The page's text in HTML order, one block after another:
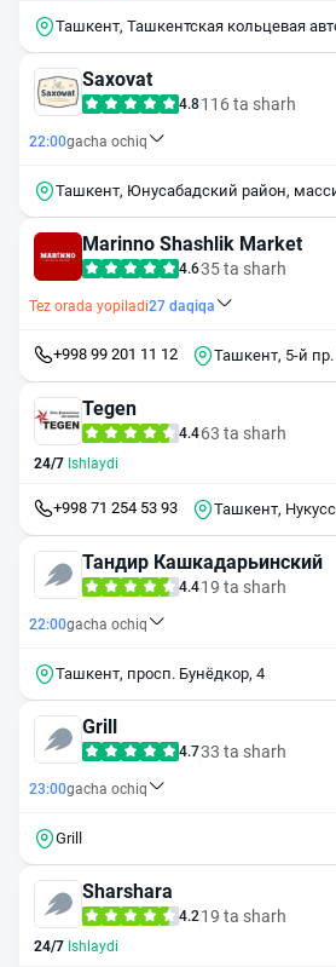
Ташкент, Ташкентская кольцевая
Saxovat
4.8116 ta sharh
22:00gacha ochiq
Ташкент, Юнусабадский район,
Marinno Shashlik Market
4.635 ta sharh
Tez orada yopiladi27 daqiqa
+998 99 201 11 12 Ташкент, 5-й пр.
Tegen
4.463 ta sharh
24/7 Ishlaydi
+998 71 254 53 93 Ташкент,
Тандир Кашкадарьинский
4.419 ta sharh
22:00gacha ochiq
Ташкент, просп. Бунёдкор, 4
Grill
4.733 ta sharh
23:00gacha ochiq
Grill
Sharshara
4.2 19 ta sharh
24/7 Ishlaydi